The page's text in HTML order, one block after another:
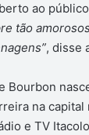
ao
tão
, disse
Bourbon
na capital
e TV